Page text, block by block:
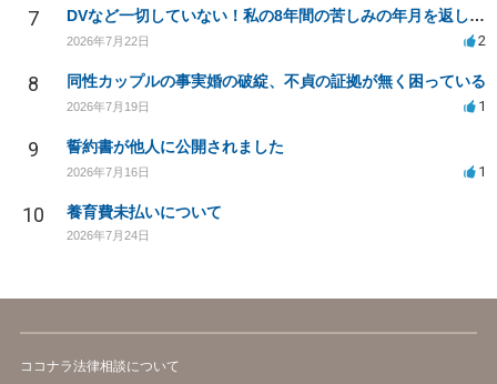
7 DVなど一切していない！私の8年間の苦しみの年月を返して！
2026年7月22日 2
8 同性カップルの事実婚の破綻、不貞の証拠が無く困っている
2026年7月19日 1
9 誓約書が他人に公開されました
2026年7月16日 1
10 養育費未払いについて
2026年7月24日
ココナラ法律相談について